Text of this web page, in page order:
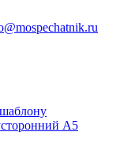
A5